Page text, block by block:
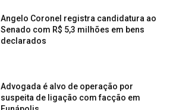
Angelo Coronel registra candidatura ao
Senado com R$ 5,3 milhões em bens
declarados
Advogada é alvo de operação por
suspeita de ligação com facção em